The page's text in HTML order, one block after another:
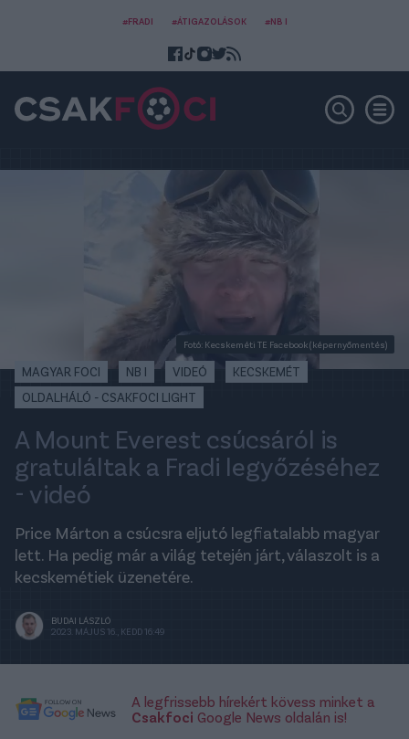
#FRADI #ÁTIGAZOLÁSOK #NB I
Fotó: Kecskeméti TE Facebook (képernyőmentés)
MAGYAR FOCI NB I VIDEÓ
KECSKEMÉT
OLDALHÁLÓ - CSAKFOCI LIGHT
A Mount Everest csúcsáról is
gratuláltak a Fradi legyőzéséhez
- videó
Price Márton a csúcsra eljutó legfiatalabb magyar
lett. Ha pedig már a világ tetején járt, válaszolt is a
kecskemétiek üzenetére.
BUDAI LÁSZLÓ
2023. MÁJUS 16., KEDD 16:49
A legfrissebb hírekért kövess minket a
Csakfoci Google News oldalán is!